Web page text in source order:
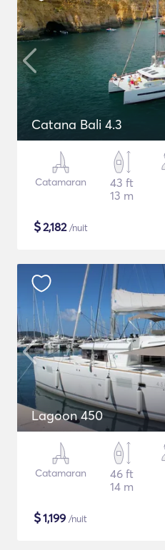
Catana Bali 4.3
Catamaran
43 ft
13 m
$2,182/nuit
Lagoon 450
Catamaran
46 ft
14 m
$1,199 /nuit